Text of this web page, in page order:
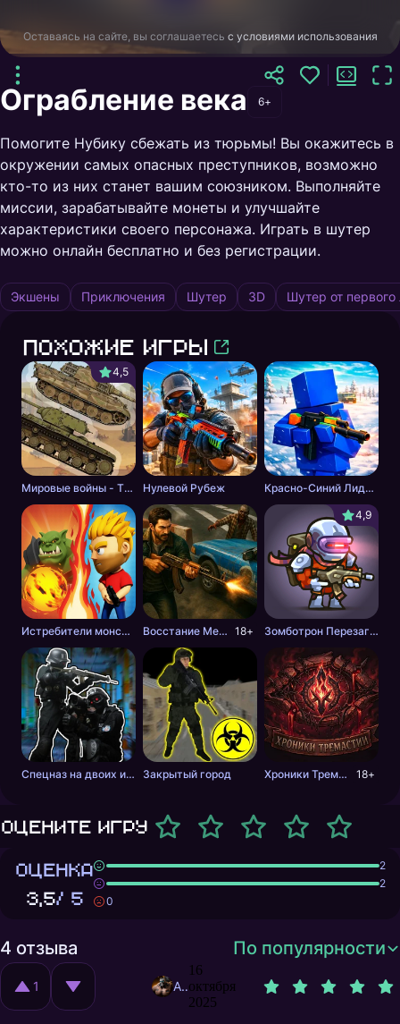
Оставаясь на сайте, вы соглашаетесь с условиями использования
Ограбление века 6+
Помогите Нубику сбежать из тюрьмы! Вы окажитесь в
окружении самых опасных преступников, возможно
кто-то из них станет вашим союзником. Выполняйте
миссии, зарабатывайте монеты и улучшайте
характеристики своего персонажа. Играть в шутер
можно онлайн бесплатно и без регистрации.
Экшены Приключения Шутер 3D Шутер от первого
Похожие игры
4,5
Мировые войны - Tанки Нулевой Рубеж Красно-Синий Лидер 2
Истребители монстров Восстание Мертвецов 18+
4,9
Зомботрон Перезагрузка
Спецназ на двоих игроков Закрытый город Хроники Тремастии 18+
Оцените игру
ОЦЕНКА
3,5/ 5
2
2
0
4 отзыва По популярности
1 AccidentalNick
16
октября
2025